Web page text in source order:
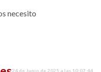
necesito
24 de Junio de 2025 a las 10:07:44